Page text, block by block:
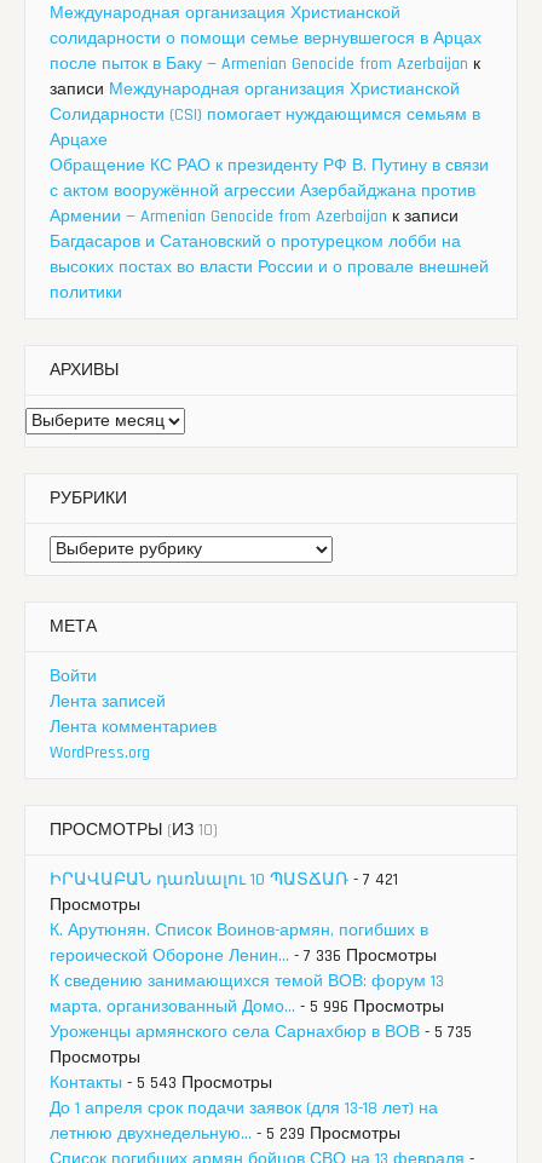
Международная организация Христианской
солидарности о помощи семье вернувшегося в Арцах
после пыток в Баку — Armenian Genocide from Azerbaijan к
записи Международная организация Христианской
Солидарности (CSI) помогает нуждающимся семьям в
Арцахе
Обращение КС РАО к президенту РФ В. Путину в связи
с актом вооружённой агрессии Азербайджана против
Армении — Armenian Genocide from Azerbaijan к записи
Багдасаров и Сатановский о протурецком лобби на
высоких постах во власти России и о провале внешней
политики
АРХИВЫ
Архивы
РУБРИКИ
Рубрики
МЕТА
Войти
Лента записей
Лента комментариев
WordPress.org
ПРОСМОТРЫ (ИЗ 10)
ԻՐԱՎԱԲԱՆ դառնալու 10 ՊԱՏՃԱՌ - 7 421
Просмотры
К. Арутюнян. Список Воинов-армян, погибших в
героической Обороне Ленин... - 7 336 Просмотры
К сведению занимающихся темой ВОВ: форум 13
марта, организованный Домо... - 5 996 Просмотры
Уроженцы армянского села Сарнахбюр в ВОВ - 5 735
Просмотры
Контакты - 5 543 Просмотры
До 1 апреля срок подачи заявок (для 13-18 лет) на
летнюю двухнедельную... - 5 239 Просмотры